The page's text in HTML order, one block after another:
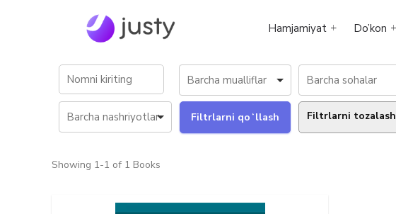
Hamjamiyat Do’kon
Filtrlarni tozalash
Showing 1-1 of 1 Books